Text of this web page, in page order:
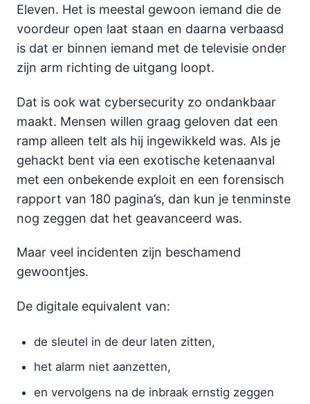
Eleven. Het is meestal gewoon iemand die de
voordeur open laat staan en daarna verbaasd
is dat er binnen iemand met de televisie onder
zijn arm richting de uitgang loopt.
Dat is ook wat cybersecurity zo ondankbaar
maakt. Mensen willen graag geloven dat een
ramp alleen telt als hij ingewikkeld was. Als je
gehackt bent via een exotische ketenaanval
met een onbekende exploit en een forensisch
rapport van 180 pagina’s, dan kun je tenminste
nog zeggen dat het geavanceerd was.
Maar veel incidenten zijn beschamend
gewoontjes.
De digitale equivalent van:
de sleutel in de deur laten zitten,
het alarm niet aanzetten,
en vervolgens na de inbraak ernstig zeggen